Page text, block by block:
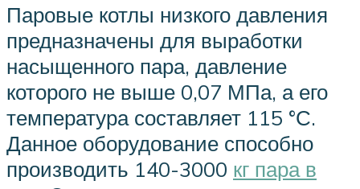
Паровые котлы низкого давления
предназначены для выработки
насыщенного пара, давление
которого не выше 0,07 МПа, а его
температура составляет 115 °С.
Данное оборудование способно
производить 140-3000 кг пара в